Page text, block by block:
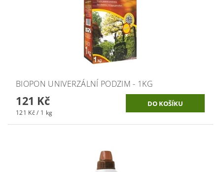
BIOPON UNIVERZÁLNÍ PODZIM - 1KG
121 Kč
121 Kč / 1 kg